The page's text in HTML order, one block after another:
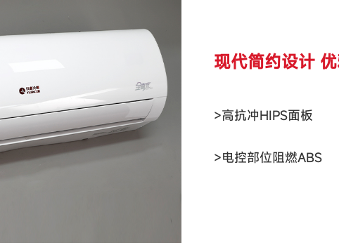
现代简约设计
>高抗冲HIPS面板
>电控部位阻燃ABS